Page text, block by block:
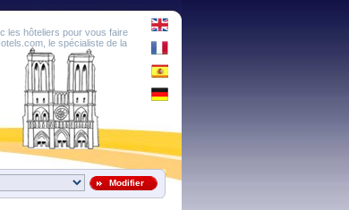
les hôteliers pour vous faire
le spécialiste de la
Modifier